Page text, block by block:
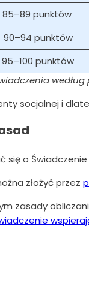
85–89 punktów
90–94 punktów
95–100 punktów
socjalnej i
o
złożyć przez
zasady